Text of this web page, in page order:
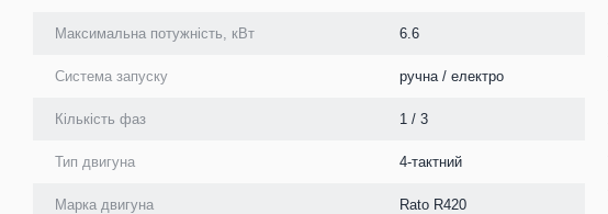
Максимальна потужність, кВт 6.6
Система запуску ручна / електро
Кількість фаз 1 / 3
Тип двигуна 4-тактний
Марка двигуна Rato R420